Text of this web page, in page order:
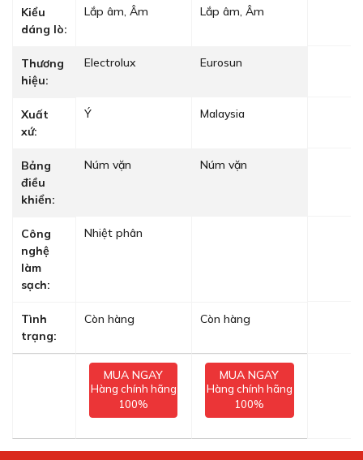
Kiểu
dáng lò:
Lắp âm, Âm Lắp âm, Âm
Thương
hiệu:
Electrolux Eurosun
Xuất
xứ:
Ý Malaysia
Bảng
điều
khiển:
Núm vặn Núm vặn
Công
nghệ
làm
sạch:
Nhiệt phân
Tình
trạng:
Còn hàng Còn hàng
MUA NGAY
Hàng chính hãng
100%
MUA NGAY
Hàng chính hãng
100%